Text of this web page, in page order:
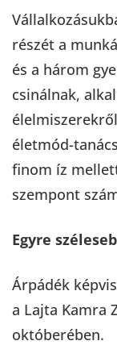
részét a
és a három
csinálnak,
életmód-
finom íz
szempont
Egyre
Árpádék
a Lajta Kamra
októberében.